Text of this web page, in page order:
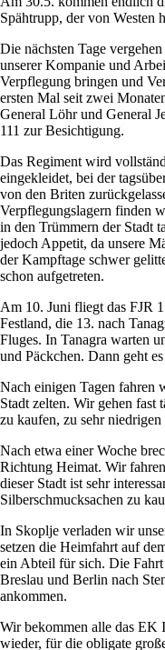
Spähtrupp, der von Westen
Die nächsten Tage
unserer Kompanie und
Verpflegung bringen und
ersten Mal seit zwei
General Löhr und General
111 zur Besichtigung.
Das Regiment wird
eingekleidet, bei der
von den Briten
Verpflegungslagern finden
in den Trümmern der Stadt
jedoch Appetit, da unsere
der Kampftage schwer
schon aufgetreten.
Am 10. Juni fliegt das FJR
Festland, die 13. nach
Fluges. In Tanagra warten
und Päckchen. Dann geht
Nach einigen Tagen fahren
Stadt zelten. Wir gehen fast
zu kaufen, zu sehr niedrigen
Nach etwa einer Woche
Richtung Heimat. Wir
dieser Stadt ist sehr
Silberschmucksachen zu
In Skoplje verladen wir
setzen die Heimfahrt auf
ein Abteil für sich. Die
Breslau und Berlin nach
ankommen.
Wir bekommen alle das EK
wieder, für die obligate